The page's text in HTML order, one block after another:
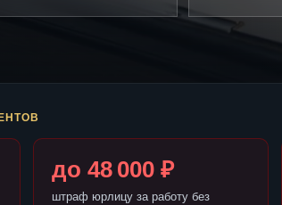
до 48 000 ₽
штраф юрлицу за работу без